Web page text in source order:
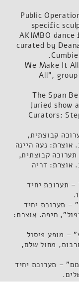
2016 - "Public
specific
AKIMBO
curated by
Cumbie
2016 - "We Make
All", group
2016 - "The
Juried show
Curators:
קבוצתית,
אוצרת: נעה היינה
תערוכה קבוצתית,
אוצרת: דריה
– תערוכת יחיד
– תערוכת יחיד
חיפה. אוצרת:
– מופע פיסול
מחול שלם,
– תערוכת יחיד
– תערוכה